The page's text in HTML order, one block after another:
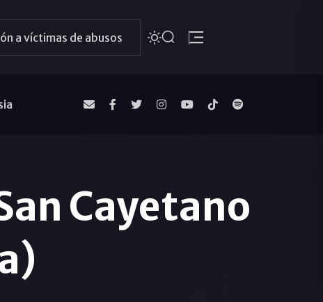
a víctimas de abusos
Cayetano